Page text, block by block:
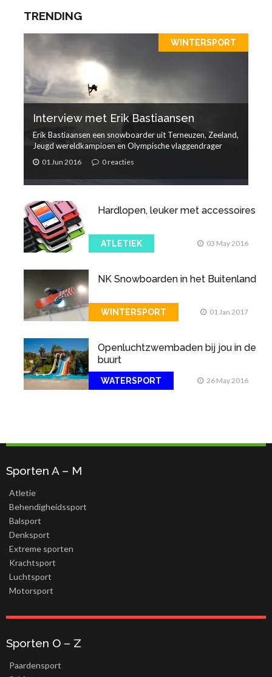
TRENDING
WINTERSPORT
Interview met Erik Bastiaansen
Erik Bastiaansen een snowboarder uit Terneuzen, Zeeland,
Jeugd wereldkampioen en Olympische vlaggendrager
01 Jun 2016 0 reacties
Hardlopen, leuker met accessoires
ATLETIEK 03 May 2016
NK Snowboarden in het Buitenland
WINTERSPORT 01 Jan 2017
Openluchtzwembaden bij jou in de
buurt
WATERSPORT 26 May 2016
Sporten A – M
Atletie
Behendigheidssport
Balsport
Denksport
Extreme sporten
Krachtsport
Luchtsport
Motorsport
Sporten O – Z
Paardensport